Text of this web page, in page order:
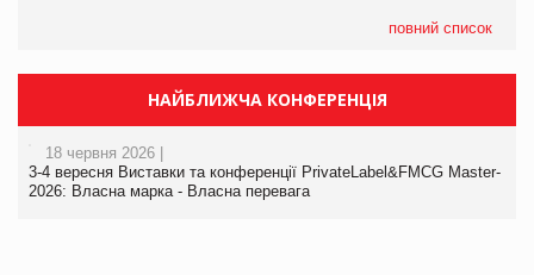
повний список
НАЙБЛИЖЧА КОНФЕРЕНЦІЯ
18 червня 2026 |
3-4 вересня Виставки та конференції PrivateLabel&FMCG Master-
2026: Власна марка - Власна перевага